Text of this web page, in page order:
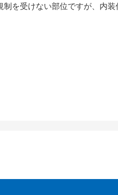
を受けない部位ですが、